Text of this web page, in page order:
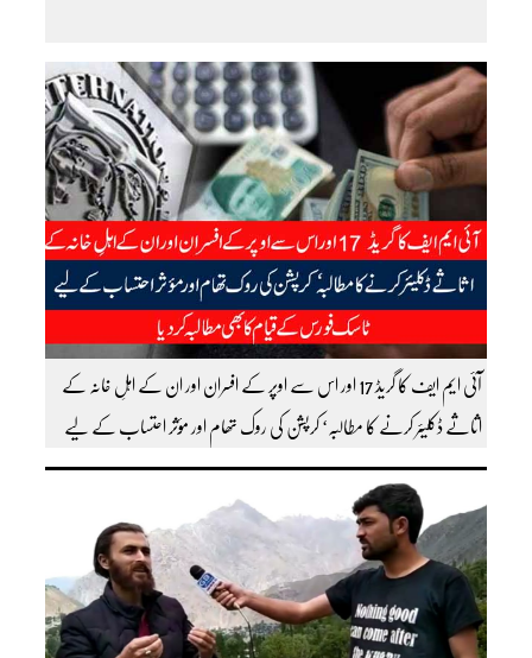
آئی ایم ایف کا گریڈ 17 اور اس سے اوپر کے افسران اور ان کے اہلِ خانہ کے
اثاثے ڈکلیئر کرنے کا مطالبہ‘ کرپشن کی روک تھام اور مؤثر احتساب کے لیے
ٹاسک فورس کے قیام کا بھی مطالبہ کردیا